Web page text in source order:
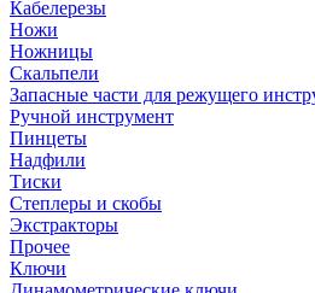
Кабелерезы
Ножи
Ножницы
Скальпели
Запасные части для режущего
Ручной инструмент
Пинцеты
Надфили
Тиски
Степлеры и скобы
Экстракторы
Прочее
Ключи